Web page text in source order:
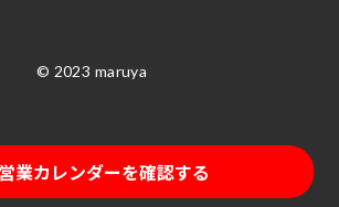
営業カレンダーを確認する
© 2023 maruya